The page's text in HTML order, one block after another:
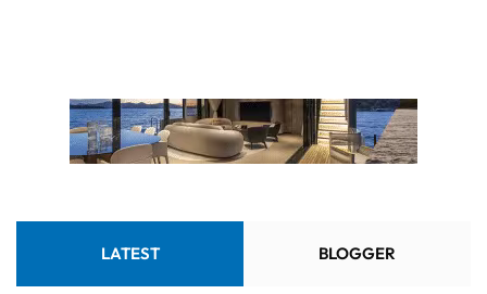
LATEST BLOGGER